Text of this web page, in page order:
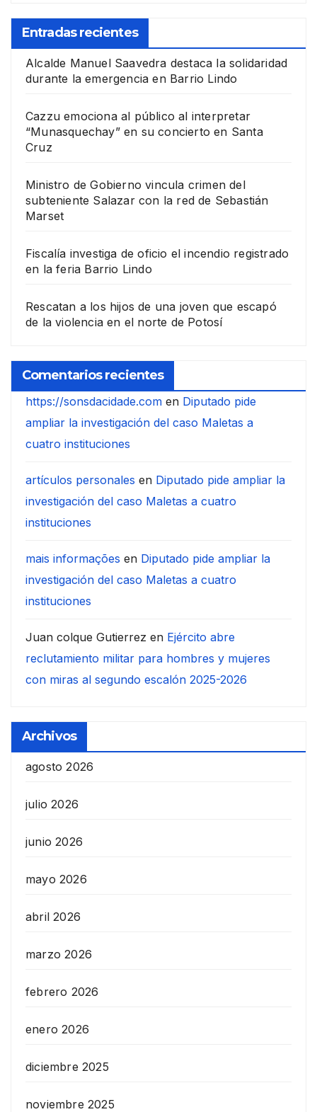
Entradas recientes
Alcalde Manuel Saavedra destaca la solidaridad
durante la emergencia en Barrio Lindo
Cazzu emociona al público al interpretar
“Munasquechay” en su concierto en Santa
Cruz
Ministro de Gobierno vincula crimen del
subteniente Salazar con la red de Sebastián
Marset
Fiscalía investiga de oficio el incendio registrado
en la feria Barrio Lindo
Rescatan a los hijos de una joven que escapó
de la violencia en el norte de Potosí
Comentarios recientes
https://sonsdacidade.com en Diputado pide
ampliar la investigación del caso Maletas a
cuatro instituciones
artículos personales en Diputado pide ampliar la
investigación del caso Maletas a cuatro
instituciones
mais informações en Diputado pide ampliar la
investigación del caso Maletas a cuatro
instituciones
Juan colque Gutierrez en Ejército abre
reclutamiento militar para hombres y mujeres
con miras al segundo escalón 2025-2026
Archivos
agosto 2026
julio 2026
junio 2026
mayo 2026
abril 2026
marzo 2026
febrero 2026
enero 2026
diciembre 2025
noviembre 2025